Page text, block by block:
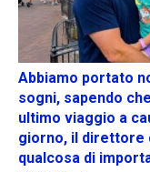
Abbiamo portato
sogni, sapendo
ultimo viaggio a
giorno, il direttore
qualcosa di